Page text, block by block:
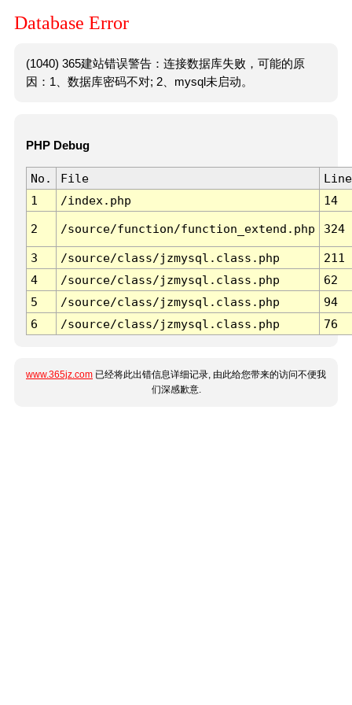
Database Error
(1040) 365建站错误警告：连接数据库失败，可能的原
因：1、数据库密码不对; 2、mysql未启动。
PHP Debug
No. File
Line
1
/index.php 14
2 /source/function/function_extend.php 324
3 /source/class/jzmysql.class.php
211
4
/source/class/jzmysql.class.php
62
5
/source/class/jzmysql.class.php
94
6
/source/class/jzmysql.class.php 76
www.365jz.com 已经将此出错信息详细记录, 由此给您带来的访问不便我
们深感歉意.